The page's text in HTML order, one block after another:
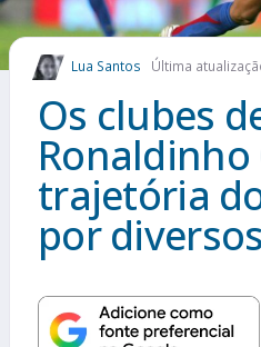
COMO APOSTAR
MAIS ESPORTES
Lua Santos Última
Os clubes
Ronaldinho
trajetória
por